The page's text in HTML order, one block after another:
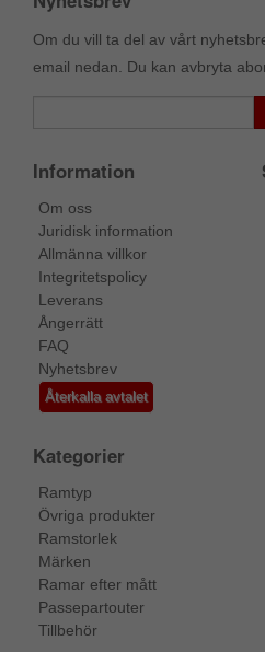
Om du vill ta del av vårt
email nedan. Du kan avbryta
Information
Om oss
Juridisk information
Allmänna villkor
Integritetspolicy
Leverans
Ångerrätt
FAQ
Nyhetsbrev
Återkalla avtalet
Kategorier
Ramtyp
Övriga produkter
Ramstorlek
Märken
Ramar efter mått
Passepartouter
Tillbehör